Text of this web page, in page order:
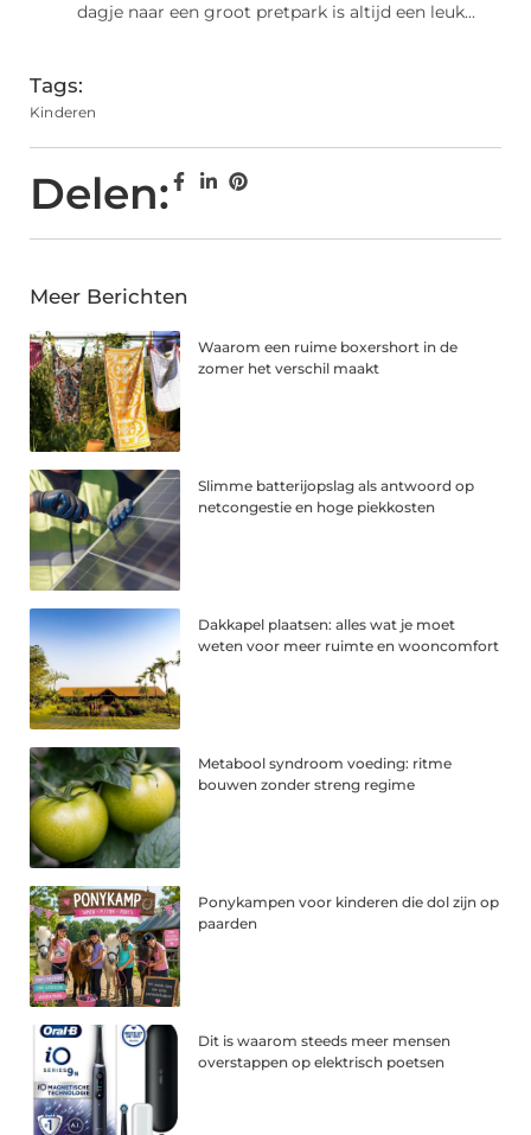
dagje naar een groot pretpark is altijd een leuk...
Tags:
Kinderen
Delen:
Meer Berichten
Waarom een ruime boxershort in de
zomer het verschil maakt
Slimme batterijopslag als antwoord op
netcongestie en hoge piekkosten
Dakkapel plaatsen: alles wat je moet
weten voor meer ruimte en wooncomfort
Metabool syndroom voeding: ritme
bouwen zonder streng regime
Ponykampen voor kinderen die dol zijn op
paarden
Dit is waarom steeds meer mensen
overstappen op elektrisch poetsen